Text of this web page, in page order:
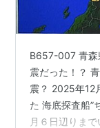
B657-007 青森
震だった！？
震？ 2025年12
た 海底探査船”
月６日辺りま